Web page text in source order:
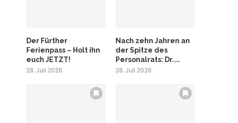
Der Fürther
Ferienpass – Holt ihn
euch JETZT!
28. Juli 2026
Nach zehn Jahren an
der Spitze des
Personalrats: Dr....
28. Juli 2026